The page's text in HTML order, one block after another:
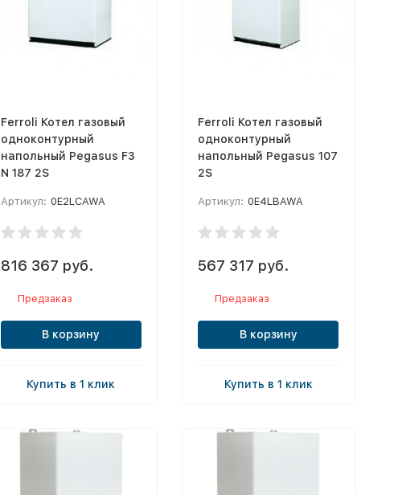
Ferroli Котел газовый
одноконтурный
напольный Pegasus F3
N 187 2S
Артикул: 0E2LCAWA
816 367 руб.
Предзаказ
В корзину
Купить в 1 клик
Ferroli Котел газовый
одноконтурный
напольный Pegasus 107
2S
Артикул: 0E4LBAWA
567 317 руб.
Предзаказ
В корзину
Купить в 1 клик